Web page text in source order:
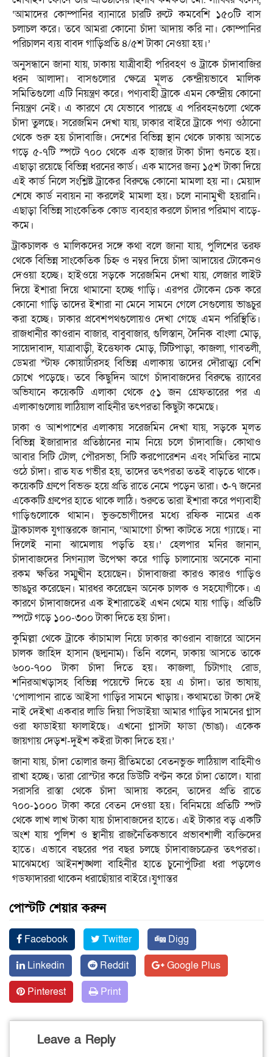
‘আমাদের কোম্পানির ব্যানারে চারটি রুটে কমবেশি ১৫০টি বাস
চলাচল করে। তবে আমরা কোনো চাঁদা আদায় করি না। কোম্পানির
পরিচালন ব্যয় বাবদ গাড়িপ্রতি ৪/৫শ টাকা নেওয়া হয়।’
অনুসন্ধানে জানা যায়, ঢাকায় যাত্রীবাহী পরিবহণ ও ট্রাকে চাঁদাবাজির
ধরন আলাদা। বাসগুলোর ক্ষেত্রে মূলত কেন্দ্রীয়ভাবে মালিক
সমিতিগুলো এটি নিয়ন্ত্রণ করে। পণ্যবাহী ট্রাকে এমন কেন্দ্রীয় কোনো
নিয়ন্ত্রণ নেই। এ কারণে যে যেভাবে পারছে এ পরিবহনগুলো থেকে
চাঁদা তুলছে। সরেজমিন দেখা যায়, ঢাকার বাইরে ট্রাকে পণ্য ওঠানো
থেকে শুরু হয় চাঁদাবাজি। দেশের বিভিন্ন স্থান থেকে ঢাকায় আসতে
গড়ে ৫-৭টি স্পটে ৭০০ থেকে এক হাজার টাকা চাঁদা গুনতে হয়।
এছাড়া রয়েছে বিভিন্ন ধরনের কার্ড। এক মাসের জন্য ১৫শ টাকা দিয়ে
এই কার্ড নিলে সংশ্লিষ্ট ট্রাকের বিরুদ্ধে কোনো মামলা হয় না। মেয়াদ
শেষে কার্ড নবায়ন না করলেই মামলা হয়। চলে নানামুখী হয়রানি।
এছাড়া বিভিন্ন সাংকেতিক কোড ব্যবহার করলে চাঁদার পরিমাণ বাড়ে-
কমে।
ট্রাকচালক ও মালিকদের সঙ্গে কথা বলে জানা যায়, পুলিশের তরফ
থেকে বিভিন্ন সাংকেতিক চিহ্ন ও নম্বর দিয়ে চাঁদা আদায়ের টোকেনও
দেওয়া হচ্ছে। হাইওয়ে সড়কে সরেজমিন দেখা যায়, লেজার লাইট
দিয়ে ইশারা দিয়ে থামানো হচ্ছে গাড়ি। এরপর টোকেন চেক করে
কোনো গাড়ি তাদের ইশারা না মেনে সামনে গেলে সেগুলোয় ভাঙচুর
করা হচ্ছে। ঢাকার প্রবেশপথগুলোয়ও দেখা গেছে এমন পরিস্থিতি।
রাজধানীর কাওরান বাজার, বাবুবাজার, গুলিস্তান, দৈনিক বাংলা মোড়,
সায়েদাবাদ, যাত্রাবাড়ী, ইত্তেফাক মোড়, টিটিপাড়া, কাজলা, গাবতলী,
ডেমরা স্টাফ কোয়ার্টারসহ বিভিন্ন এলাকায় তাদের দৌরাত্ম্য বেশি
চোখে পড়েছে। তবে কিছুদিন আগে চাঁদাবাজদের বিরুদ্ধে র‌্যাবের
অভিযানে কয়েকটি এলাকা থেকে ৫১ জন গ্রেফতারের পর এ
এলাকাগুলোয় লাঠিয়াল বাহিনীর তৎপরতা কিছুটা কমেছে।
ঢাকা ও আশপাশের এলাকায় সরেজমিন দেখা যায়, সড়কে মূলত
বিভিন্ন ইজারাদার প্রতিষ্ঠানের নাম নিয়ে চলে চাঁদাবাজি। কোথাও
আবার সিটি টোল, পৌরসভা, সিটি করপোরেশন এবং সমিতির নামে
ওঠে চাঁদা। রাত যত গভীর হয়, তাদের তৎপরতা ততই বাড়তে থাকে।
কয়েকটি গ্রুপে বিভক্ত হয়ে প্রতি রাতে নেমে পড়েন তারা। ৩-৭ জনের
একেকটি গ্রুপের হাতে থাকে লাঠি। শুরুতে তারা ইশারা করে পণ্যবাহী
গাড়িগুলোকে থামান। ভুক্তভোগীদের মধ্যে রফিক নামের এক
ট্রাকচালক যুগান্তরকে জানান, ‘আমাগো চাঁন্দা কাটতে সয়ে গ্যাছে। না
দিলেই নানা ঝামেলায় পড়তি হয়।’ হেলপার মনির জানান,
চাঁদাবাজদের সিগন্যাল উপেক্ষা করে গাড়ি চালানোয় অনেকে নানা
রকম ক্ষতির সম্মুখীন হয়েছেন। চাঁদাবাজরা কারও কারও গাড়িও
ভাঙচুর করেছেন। মারধর করেছেন অনেক চালক ও সহযোগীকে। এ
কারণে চাঁদাবাজদের এক ইশারাতেই এখন থেমে যায় গাড়ি। প্রতিটি
স্পটে গড়ে ১০০-৩০০ টাকা দিতে হয় চাঁদা।
কুমিল্লা থেকে ট্রাকে কাঁচামাল নিয়ে ঢাকার কাওরান বাজারে আসেন
চালক জাহিদ হাসান (ছদ্মনাম)। তিনি বলেন, ঢাকায় আসতে তাকে
৬০০-৭০০ টাকা চাঁদা দিতে হয়। কাজলা, চিটাগাং রোড,
শনিরআখড়াসহ বিভিন্ন পয়েন্টে দিতে হয় এ চাঁদা। তার ভাষায়,
‘পোলাপান রাতে আইসা গাড়ির সামনে খাড়ায়। কথামতো টাকা দেই
নাই দেইখা একবার লাডি দিয়া পিডাইয়া আমার গাড়ির সামনের গ্লাস
ওরা ফাডাইয়া ফালাইছে। এখনো গ্লাসটা ফাডা (ভাঙা)। একেক
জায়গায় দেড়শ-দুইশ কইরা টাকা দিতে হয়।’
জানা যায়, চাঁদা তোলার জন্য রীতিমতো বেতনভুক্ত লাঠিয়াল বাহিনীও
রাখা হচ্ছে। তারা রোস্টার করে ডিউটি বণ্টন করে চাঁদা তোলে। যারা
সরাসরি রাস্তা থেকে চাঁদা আদায় করেন, তাদের প্রতি রাতে
৭০০-১০০০ টাকা করে বেতন দেওয়া হয়। বিনিময়ে প্রতিটি স্পট
থেকে লাখ লাখ টাকা যায় চাঁদাবাজদের হাতে। এই টাকার বড় একটি
অংশ যায় পুলিশ ও স্থানীয় রাজনৈতিকভাবে প্রভাবশালী ব্যক্তিদের
হাতে। এভাবে বছরের পর বছর চলছে চাঁদাবাজচক্রের তৎপরতা।
মাঝেমধ্যে আইনশৃঙ্খলা বাহিনীর হাতে চুনোপুঁটিরা ধরা পড়লেও
গডফাদাররা থাকেন ধরাছোঁয়ার বাইরে।যুগান্তর
পোস্টটি শেয়ার করুন
Facebook Twitter
Digg
Linkedin
Reddit
Google Plus
Pinterest
Print
Leave a Reply